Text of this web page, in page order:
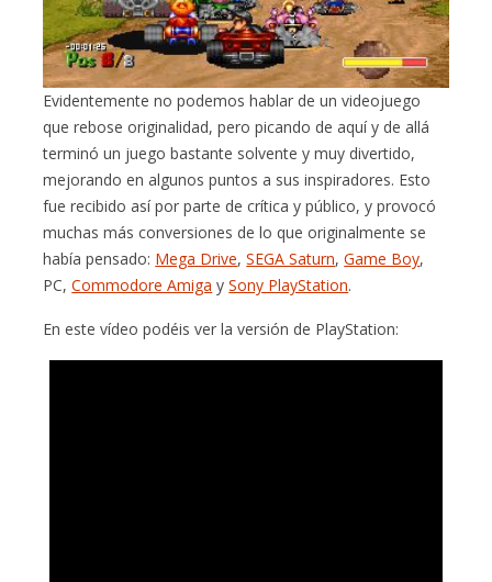
Evidentemente no podemos hablar de un videojuego
que rebose originalidad, pero picando de aquí y de allá
terminó un juego bastante solvente y muy divertido,
mejorando en algunos puntos a sus inspiradores. Esto
fue recibido así por parte de crítica y público, y provocó
muchas más conversiones de lo que originalmente se
había pensado: Mega Drive,SEGA Saturn,Game Boy,
PC,Commodore Amiga ySony PlayStation.
En este vídeo podéis ver la versión de PlayStation: